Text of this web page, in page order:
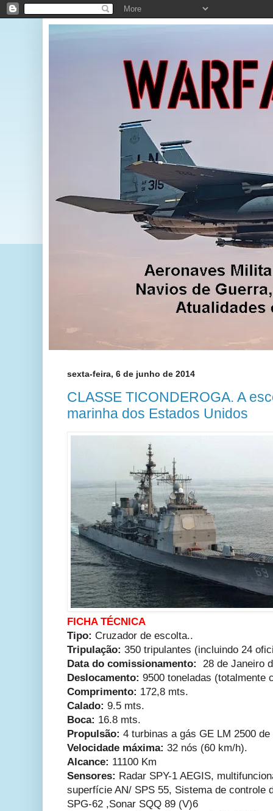
sexta-feira, 6 de junho de 2014
CLASSE TICONDEROGA. A
marinha dos Estados Unidos
FICHA TÉCNICA
Tipo: Cruzador de escolta..
Tripulação: 350 tripulantes (incluindo 24
Data do comissionamento:
28 de Janeiro
Deslocamento: 9500 toneladas (totalmente
Comprimento: 172,8 mts.
Calado: 9.5 mts.
Boca: 16.8 mts.
Propulsão: 4 turbinas a gás GE LM 2500 de
Velocidade máxima: 32 nós (60 km/h).
Alcance: 11100 Km
Sensores: Radar SPY-1 AEGIS,
superfície AN/ SPS 55, Sistema de controle
SPG-62 ,Sonar SQQ 89 (V)6